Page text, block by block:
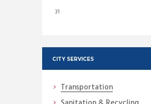
31
CITY SERVICES
Transportation